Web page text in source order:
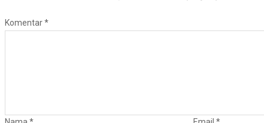
Komentar*